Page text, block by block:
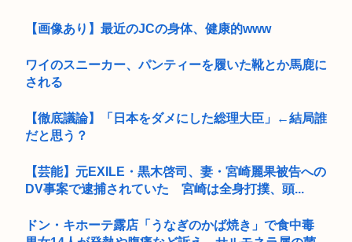
【画像あり】最近のJCの身体、健康的www
ワイのスニーカー、パンティーを履いた靴とか馬鹿に
される
【徹底議論】「日本をダメにした総理大臣」←結局誰
だと思う？
【芸能】元EXILE・黒木啓司、妻・宮崎麗果被告への
DV事案で逮捕されていた 宮崎は全身打撲、頭...
ドン・キホーテ露店「うなぎのかば焼き」で食中毒